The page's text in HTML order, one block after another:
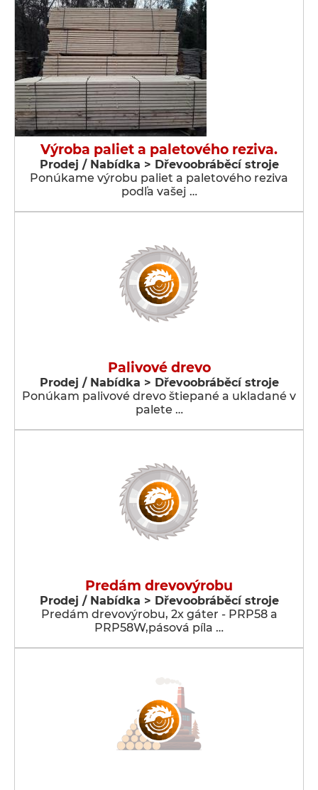
Výroba paliet a paletového reziva.
Prodej / Nabídka > Dřevoobráběcí stroje
Ponúkame výrobu paliet a paletového reziva
podľa vašej …
Palivové drevo
Prodej / Nabídka > Dřevoobráběcí stroje
Ponúkam palivové drevo štiepané a ukladané v
palete …
Predám drevovýrobu
Prodej / Nabídka > Dřevoobráběcí stroje
Predám drevovýrobu, 2x gáter - PRP58 a
PRP58W,pásová píla …